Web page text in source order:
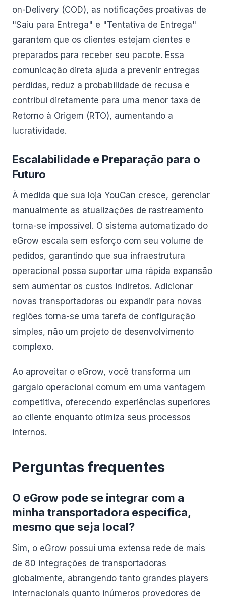
on-Delivery (COD), as notificações proativas de
"Saiu para Entrega" e "Tentativa de Entrega"
garantem que os clientes estejam cientes e
preparados para receber seu pacote. Essa
comunicação direta ajuda a prevenir entregas
perdidas, reduz a probabilidade de recusa e
contribui diretamente para uma menor taxa de
Retorno à Origem (RTO), aumentando a
lucratividade.
Escalabilidade e Preparação para o
Futuro
À medida que sua loja YouCan cresce, gerenciar
manualmente as atualizações de rastreamento
torna-se impossível. O sistema automatizado do
eGrow escala sem esforço com seu volume de
pedidos, garantindo que sua infraestrutura
operacional possa suportar uma rápida expansão
sem aumentar os custos indiretos. Adicionar
novas transportadoras ou expandir para novas
regiões torna-se uma tarefa de configuração
simples, não um projeto de desenvolvimento
complexo.
Ao aproveitar o eGrow, você transforma um
gargalo operacional comum em uma vantagem
competitiva, oferecendo experiências superiores
ao cliente enquanto otimiza seus processos
internos.
Perguntas frequentes
O eGrow pode se integrar com a
minha transportadora específica,
mesmo que seja local?
Sim, o eGrow possui uma extensa rede de mais
de 80 integrações de transportadoras
globalmente, abrangendo tanto grandes players
internacionais quanto inúmeros provedores de